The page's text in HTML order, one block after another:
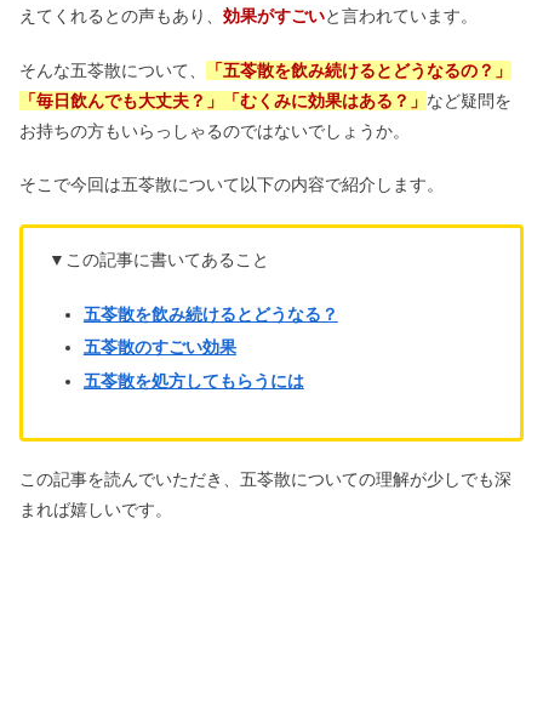
えてくれるとの声もあり、 効果がすごいと言われています。
そんな五苓散について、
「五苓散を飲み続けるとどうなるの？」
「毎日飲んでも大丈夫？」「むくみに効果はある？」 など疑問を
お持ちの方もいらっしゃるのではないでしょうか。
そこで今回は五苓散について以下の内容で紹介します。
▼この記事に書いてあること
五苓散を飲み続けるとどうなる？
五苓散のすごい効果
五苓散を処方してもらうには
この記事を読んでいただき、五苓散についての理解が少しでも深
まれば嬉しいです。